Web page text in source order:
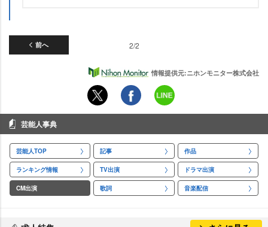
前へ 2/2
情報提供元:ニホンモニター株式会社
芸能人事典
芸能人TOP 記事 作品
ランキング情報 TV出演 ドラマ出演
CM出演 歌詞 音楽配信